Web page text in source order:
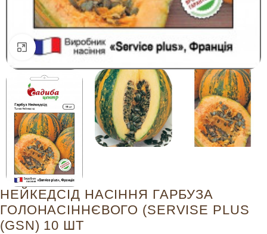
Натисніть, щоб збільшити
НЕЙКЕДСІД НАСІННЯ ГАРБУЗА
ГОЛОНАСІННЄВОГО (SERVISE PLUS
(GSN) 10 ШТ